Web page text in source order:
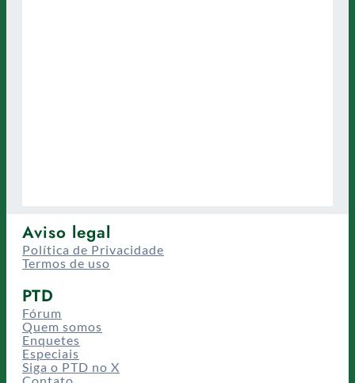
Aviso legal
Política de Privacidade
Termos de uso
PTD
Fórum
Quem somos
Enquetes
Especiais
Siga o PTD no X